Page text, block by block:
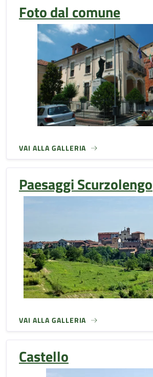
Foto dal comune
VAI ALLA GALLERIA
Paesaggi Scurzolengo
VAI ALLA GALLERIA
Castello